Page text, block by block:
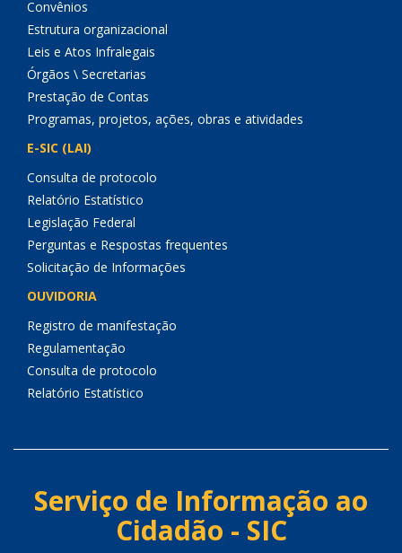
Convênios
Estrutura organizacional
Leis e Atos Infralegais
Órgãos \ Secretarias
Prestação de Contas
Programas, projetos, ações, obras e atividades
E-SIC (LAI)
Consulta de protocolo
Relatório Estatístico
Legislação Federal
Perguntas e Respostas frequentes
Solicitação de Informações
OUVIDORIA
Registro de manifestação
Regulamentação
Consulta de protocolo
Relatório Estatístico
Serviço de Informação ao
Cidadão - SIC